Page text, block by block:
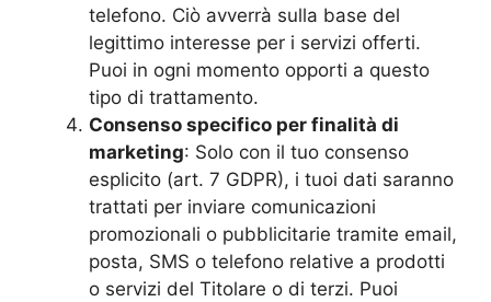
telefono. Ciò avverrà sulla base del
legittimo interesse per i servizi offerti.
Puoi in ogni momento opporti a questo
tipo di trattamento.
Consenso specifico per finalità di
marketing: Solo con il tuo consenso
esplicito (art. 7 GDPR), i tuoi dati saranno
trattati per inviare comunicazioni
promozionali o pubblicitarie tramite email,
posta, SMS o telefono relative a prodotti
o servizi del Titolare o di terzi. Puoi